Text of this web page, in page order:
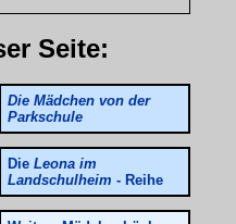
Seite:
Die Mädchen von der
Parkschule
Die Leona im
Landschulheim - Reihe